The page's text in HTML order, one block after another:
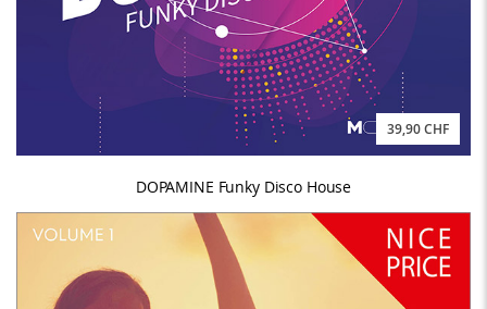
39,90 CHF
DOPAMINE Funky Disco House